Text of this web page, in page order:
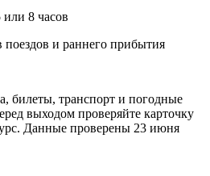
или 8 часов
поездов и раннего прибытия
билеты, транспорт и погодные
выходом проверяйте карточку
Данные проверены 23 июня